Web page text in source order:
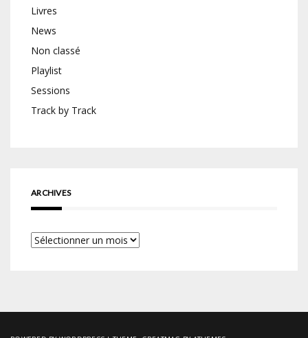
Livres
News
Non classé
Playlist
Sessions
Track by Track
ARCHIVES
Archives